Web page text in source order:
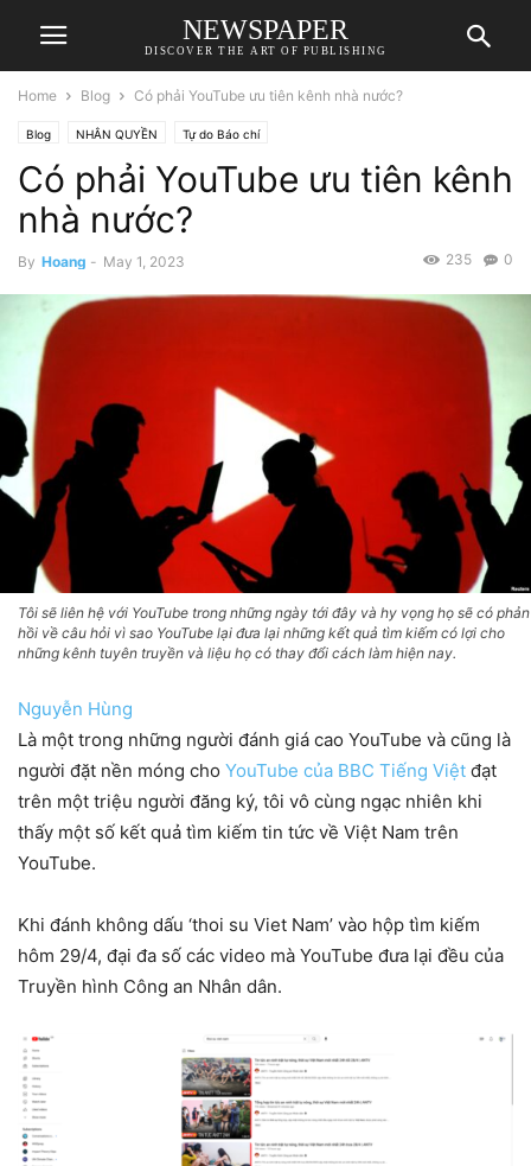
NEWSPAPER
DISCOVER THE ART OF PUBLISHING
Home Blog Có phải YouTube ưu tiên kênh nhà nước?
Blog NHÂN QUYỀN Tự do Báo chí
Có phải YouTube ưu tiên kênh
nhà nước?
By Hoang - May 1, 2023 0
235
Tôi sẽ liên hệ với YouTube trong những ngày tới đây và hy vọng họ sẽ có phản
hồi về câu hỏi vì sao YouTube lại đưa lại những kết quả tìm kiếm có lợi cho
những kênh tuyên truyền và liệu họ có thay đổi cách làm hiện nay.
Nguyễn Hùng
Là một trong những người đánh giá cao YouTube và cũng là
người đặt nền móng cho YouTube của BBC Tiếng Việt đạt
trên một triệu người đăng ký, tôi vô cùng ngạc nhiên khi
thấy một số kết quả tìm kiếm tin tức về Việt Nam trên
YouTube.
Khi đánh không dấu ‘thoi su Viet Nam’ vào hộp tìm kiếm
hôm 29/4, đại đa số các video mà YouTube đưa lại đều của
Truyền hình Công an Nhân dân.